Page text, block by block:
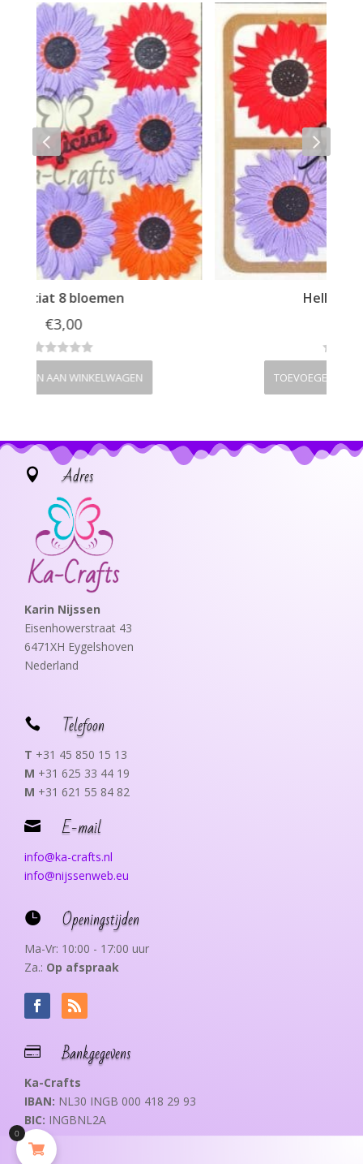
TOEVOEGEN AAN WINKELWAGEN
 Adres
Karin Nijssen
Eisenhowerstraat 43
6471XH Eygelshoven
Nederland
 Telefoon
T +31 45 850 15 13
M +31 625 33 44 19
M +31 621 55 84 82
 E-mail
info@ka-crafts.nl
info@nijssenweb.eu
 Openingstijden
Ma-Vr: 10:00 - 17:00 uur
Za.: Op afspraak
 Bankgegevens
Ka-Crafts
IBAN: NL30 INGB 000 418 29 93
BIC: INGBNL2A
0